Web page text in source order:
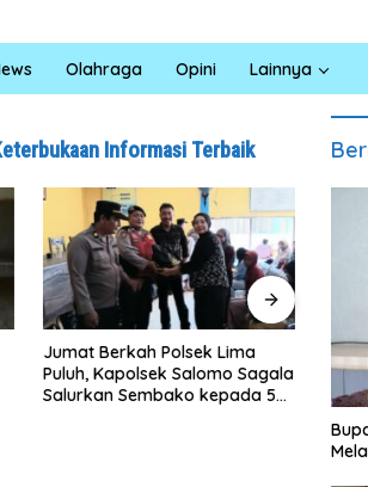
Olahraga Opini Lainnya
Informasi Terbaik
Satresnarkoba Polres Batu
Bara Gelar Jum’at Berkah,
Santuni Anak Yatim dan